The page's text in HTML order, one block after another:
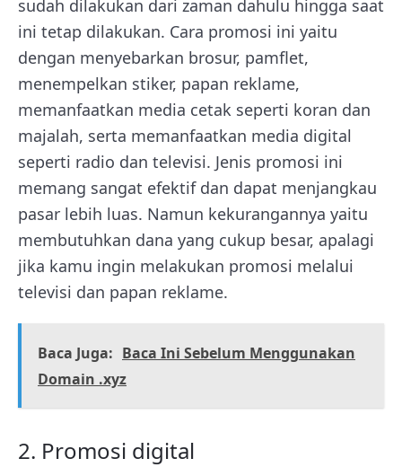
sudah dilakukan dari zaman dahulu hingga saat
ini tetap dilakukan. Cara promosi ini yaitu
dengan menyebarkan brosur, pamflet,
menempelkan stiker, papan reklame,
memanfaatkan media cetak seperti koran dan
majalah, serta memanfaatkan media digital
seperti radio dan televisi. Jenis promosi ini
memang sangat efektif dan dapat menjangkau
pasar lebih luas. Namun kekurangannya yaitu
membutuhkan dana yang cukup besar, apalagi
jika kamu ingin melakukan promosi melalui
televisi dan papan reklame.
Baca Juga: Baca Ini Sebelum Menggunakan
Domain .xyz
2. Promosi digital